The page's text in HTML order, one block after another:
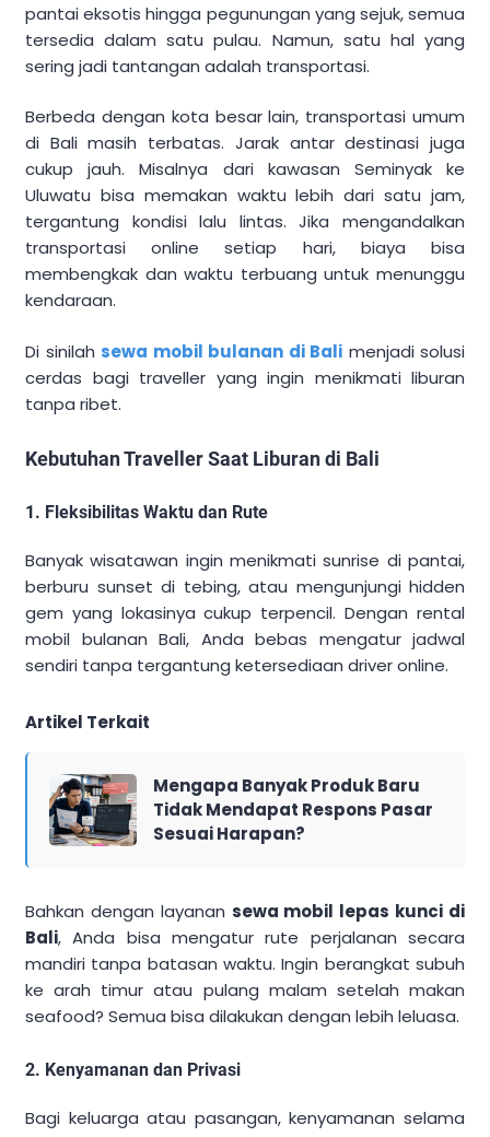
pantai eksotis hingga pegunungan yang sejuk, semua
tersedia dalam satu pulau. Namun, satu hal yang
sering jadi tantangan adalah transportasi.
Berbeda dengan kota besar lain, transportasi umum
di Bali masih terbatas. Jarak antar destinasi juga
cukup jauh. Misalnya dari kawasan Seminyak ke
Uluwatu bisa memakan waktu lebih dari satu jam,
tergantung kondisi lalu lintas. Jika mengandalkan
transportasi online setiap hari, biaya bisa
membengkak dan waktu terbuang untuk menunggu
kendaraan.
Di sinilah sewa mobil bulanan di Bali menjadi solusi
cerdas bagi traveller yang ingin menikmati liburan
tanpa ribet.
Kebutuhan Traveller Saat Liburan di Bali
1. Fleksibilitas Waktu dan Rute
Banyak wisatawan ingin menikmati sunrise di pantai,
berburu sunset di tebing, atau mengunjungi hidden
gem yang lokasinya cukup terpencil. Dengan rental
mobil bulanan Bali, Anda bebas mengatur jadwal
sendiri tanpa tergantung ketersediaan driver online.
Artikel Terkait
Mengapa Banyak Produk Baru
Tidak Mendapat Respons Pasar
Sesuai Harapan?
Bahkan dengan layanan sewa mobil lepas kunci di
Bali, Anda bisa mengatur rute perjalanan secara
mandiri tanpa batasan waktu. Ingin berangkat subuh
ke arah timur atau pulang malam setelah makan
seafood? Semua bisa dilakukan dengan lebih leluasa.
2. Kenyamanan dan Privasi
Bagi keluarga atau pasangan, kenyamanan selama